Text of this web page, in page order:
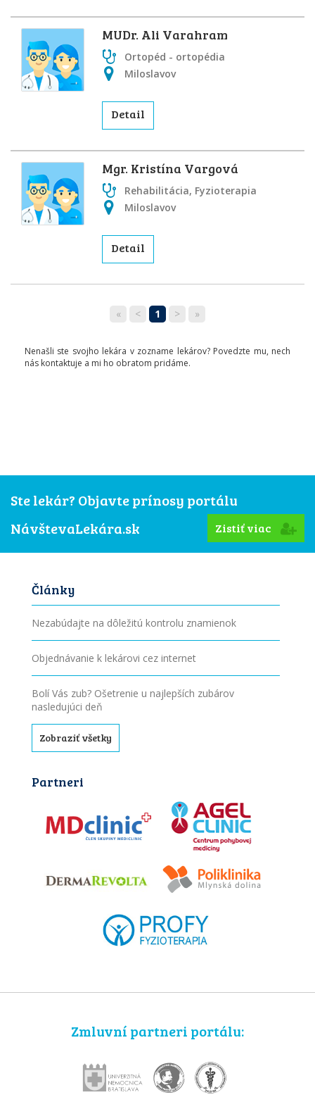
MUDr. Ali Varahram
Ortopéd - ortopédia
Miloslavov
Detail
Mgr. Kristína Vargová
Rehabilitácia, Fyzioterapia
Miloslavov
Detail
« < 1 > »
Nenašli ste svojho lekára v zozname lekárov? Povedzte mu, nech
nás kontaktuje a mi ho obratom pridáme.
Ste lekár? Objavte prínosy portálu
NávštevaLekára.sk
Zistiť viac
Články
Nezabúdajte na dôležitú kontrolu znamienok
Objednávanie k lekárovi cez internet
Bolí Vás zub? Ošetrenie u najlepších zubárov
nasledujúci deň
Zobraziť všetky
Partneri
Zmluvní partneri portálu: